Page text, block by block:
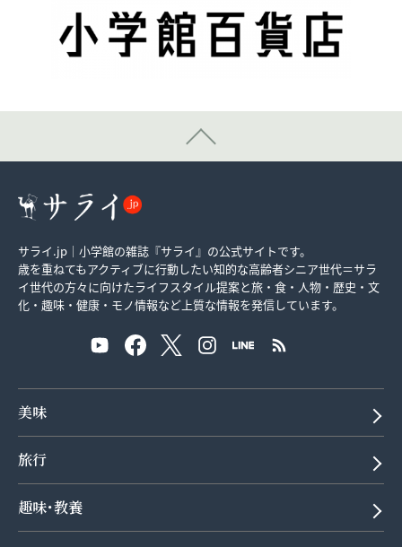
サライ.jp｜小学館の雑誌『サライ』の公式サイトです。
歳を重ねてもアクティブに行動したい知的な高齢者シニア世代＝サラ
イ世代の方々に向けたライフスタイル提案と旅・食・人物・歴史・文
化・趣味・健康・モノ情報など上質な情報を発信しています。
美味
旅行
趣味･教養